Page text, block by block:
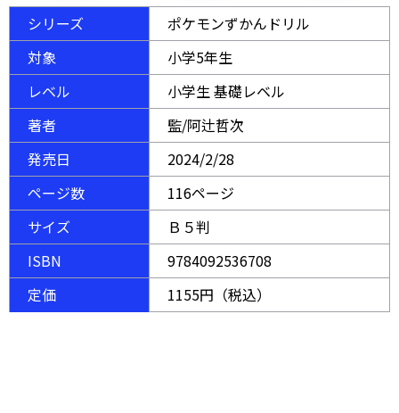
シリーズ
ポケモンずかんドリル
対象
小学5年生
レベル
小学生 基礎レベル
著者
監/阿辻哲次
発売日
2024/2/28
ページ数
116ページ
サイズ
Ｂ５判
ISBN
9784092536708
定価
1155円（税込）